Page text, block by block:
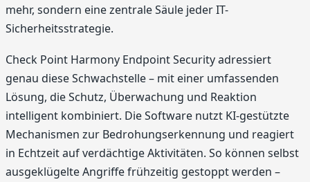
mehr, sondern eine zentrale Säule jeder IT-
Sicherheitsstrategie.
Check Point Harmony Endpoint Security adressiert
genau diese Schwachstelle – mit einer umfassenden
Lösung, die Schutz, Überwachung und Reaktion
intelligent kombiniert. Die Software nutzt KI-gestützte
Mechanismen zur Bedrohungserkennung und reagiert
in Echtzeit auf verdächtige Aktivitäten. So können selbst
ausgeklügelte Angriffe frühzeitig gestoppt werden –